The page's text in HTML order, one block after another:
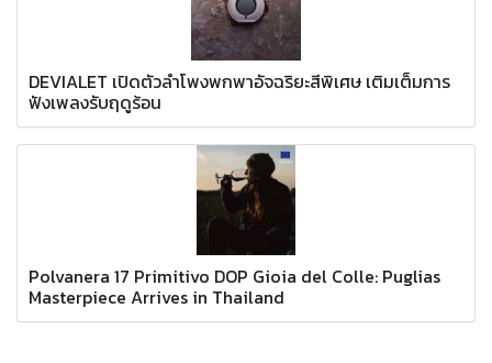
DEVIALET เปิดตัวลำโพงพกพาอัจฉริยะสีพิเศษ เติมเต็มการ
ฟังเพลงรับฤดูร้อน
Polvanera 17 Primitivo DOP Gioia del Colle: Puglias
Masterpiece Arrives in Thailand